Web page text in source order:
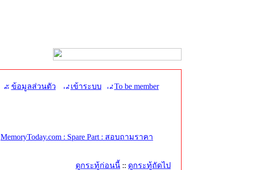
ข้อมูลส่วนตัว เข้าระบบ To be member
MemoryToday.com : Spare Part : สอบถามราคา
ดูกระทู้ก่อนนี้ :: ดูกระทู้ถัดไป